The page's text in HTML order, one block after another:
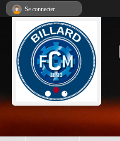
Se connecter
Panneau de gestion des cookies